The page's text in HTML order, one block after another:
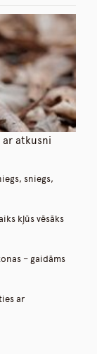
ar atkusni
sniegs,
kļūs vēsāks
– gaidāms
ar